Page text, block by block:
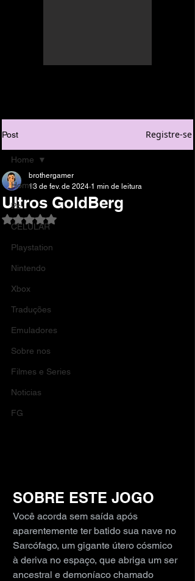
Post Registre-se
Home
Pc
CELULAR
Playstation
Nintendo
Xbox
Traduções
Emuladores
Sobre nos
Filmes e Series
Noticias
FG
Home
Ultros GoldBerg
brothergamer
13 de fev. de 2024 1 min de leitura
Avaliado com NaN de 5 estrelas.
SOBRE ESTE JOGO
Você acorda sem saída após
aparentemente ter batido sua nave no
Sarcófago, um gigante útero cósmico
à deriva no espaço, que abriga um ser
ancestral e demoníaco chamado